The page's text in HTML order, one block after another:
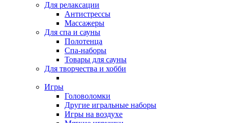
Для релаксации
Антистрессы
Массажеры
Для спа и сауны
Полотенца
Спа-наборы
Товары для сауны
Для творчества и хобби
Игры
Головоломки
Другие игральные наборы
Игры на воздухе